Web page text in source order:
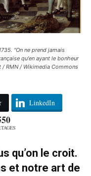
"On ne prend jamais
qu'en ayant le bonheur
RMN / Wikimedia Commons
LinkedIn
qu’on le croit.
et notre art de